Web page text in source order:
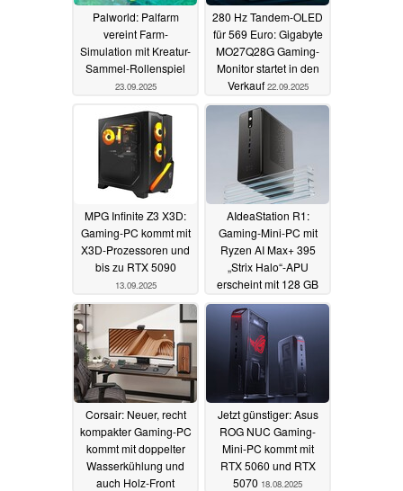
Palworld: Palfarm
vereint Farm-
Simulation mit Kreatur-
Sammel-Rollenspiel
23.09.2025
280 Hz Tandem-OLED
für 569 Euro: Gigabyte
MO27Q28G Gaming-
Monitor startet in den
Verkauf 22.09.2025
MPG Infinite Z3 X3D:
Gaming-PC kommt mit
X3D-Prozessoren und
bis zu RTX 5090
13.09.2025
AIdeaStation R1:
Gaming-Mini-PC mit
Ryzen AI Max+ 395
„Strix Halo“-APU
erscheint mit 128 GB
RAM07.09.2025
Corsair: Neuer, recht
kompakter Gaming-PC
kommt mit doppelter
Wasserkühlung und
auch Holz-Front
Jetzt günstiger: Asus
ROG NUC Gaming-
Mini-PC kommt mit
RTX 5060 und RTX
5070 18.08.2025